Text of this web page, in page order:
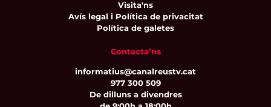
Visita'ns
Avís legal i Política de privacitat
Política de galetes
Contacta’ns
informatius@canalreustv.cat
977 300 509
De dilluns a divendres